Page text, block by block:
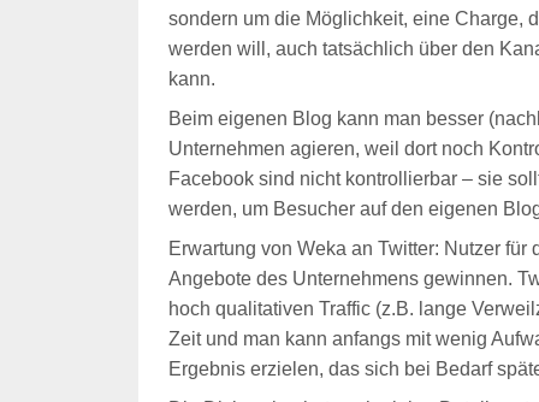
sondern um die Möglichkeit, eine Charge,
werden will, auch tatsächlich über den
kann.
Beim eigenen Blog kann man besser
Unternehmen agieren, weil dort noch
Facebook sind nicht kontrollierbar – sie
werden, um Besucher auf den eigenen
Erwartung von Weka an Twitter: Nutzer für
Angebote des Unternehmens gewinnen.
hoch qualitativen Traffic (z.B. lange
Zeit und man kann anfangs mit wenig
Ergebnis erzielen, das sich bei Bedarf